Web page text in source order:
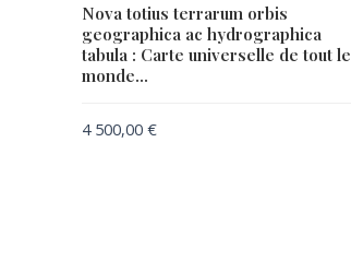
Nova totius terrarum orbis
geographica ac hydrographica
tabula : Carte universelle de tout le
monde…
4 500,00 €